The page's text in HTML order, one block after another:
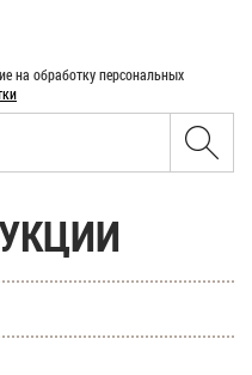
на обработку персональных